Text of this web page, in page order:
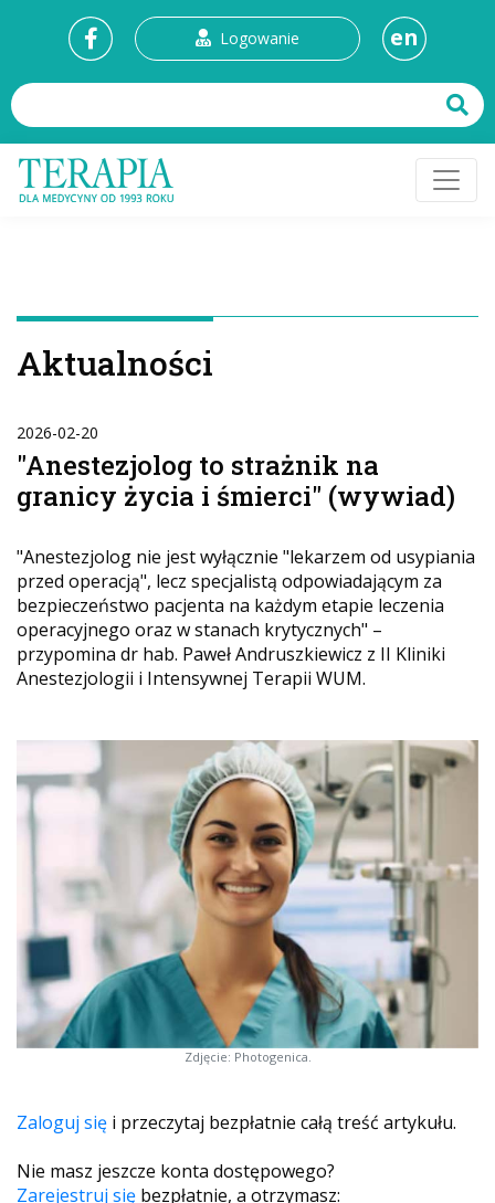
Logowanie en
Aktualności
2026-02-20
"Anestezjolog to strażnik na
granicy życia i śmierci" (wywiad)
"Anestezjolog nie jest wyłącznie "lekarzem od usypiania
przed operacją", lecz specjalistą odpowiadającym za
bezpieczeństwo pacjenta na każdym etapie leczenia
operacyjnego oraz w stanach krytycznych" –
przypomina dr hab. Paweł Andruszkiewicz z II Kliniki
Anestezjologii i Intensywnej Terapii WUM.
Zdjęcie: Photogenica.
Zaloguj się i przeczytaj bezpłatnie całą treść artykułu.
Nie masz jeszcze konta dostępowego?
Zarejestruj się bezpłatnie, a otrzymasz: